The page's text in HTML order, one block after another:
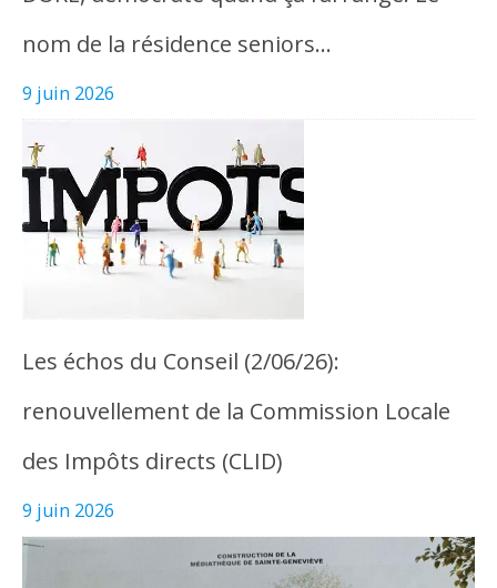
nom de la résidence seniors…
9 juin 2026
Les échos du Conseil (2/06/26):
renouvellement de la Commission Locale
des Impôts directs (CLID)
9 juin 2026